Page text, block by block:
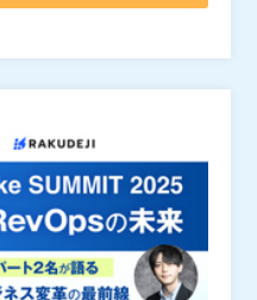
な操作 ・強固なセキュ
実装
き出しながら、ユーザ
析を実現します！
とSigmaのそれぞれ
を交えてご紹介いたしま
に導入済みの方、どな
ひご参加ください！